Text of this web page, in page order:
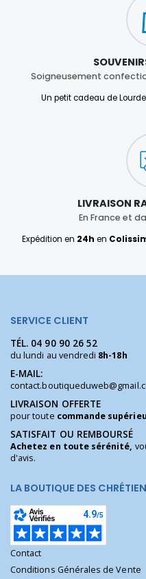
Soigneusement
Un petit cadeau de
LIVRAISON
En France et
Expédition en 24h en
SERVICE CLIENT
TÉL. 04 90 90 26 52
du lundi au vendredi 8h-18h
E-MAIL:
LIVRAISON OFFERTE
pour toute commande
SATISFAIT OU REMBOURSÉ
Achetez en toute sérénité,
d'avis.
LA BOUTIQUE DES
Contact
Conditions Générales de Vente